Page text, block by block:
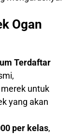
Ogan
Terdaftar
untuk
yang akan
per kelas,